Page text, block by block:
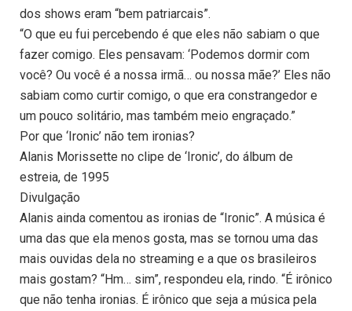
dos shows eram “bem patriarcais”.
“O que eu fui percebendo é que eles não sabiam o que
fazer comigo. Eles pensavam: ‘Podemos dormir com
você? Ou você é a nossa irmã… ou nossa mãe?’ Eles não
sabiam como curtir comigo, o que era constrangedor e
um pouco solitário, mas também meio engraçado.”
Por que ‘Ironic’ não tem ironias?
Alanis Morissette no clipe de ‘Ironic’, do álbum de
estreia, de 1995
Divulgação
Alanis ainda comentou as ironias de “Ironic”. A música é
uma das que ela menos gosta, mas se tornou uma das
mais ouvidas dela no streaming e a que os brasileiros
mais gostam? “Hm… sim”, respondeu ela, rindo. “É irônico
que não tenha ironias. É irônico que seja a música pela